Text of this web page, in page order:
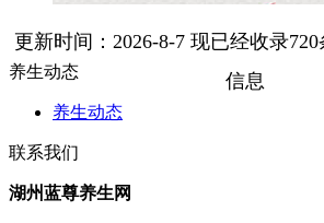
更新时间：2026-8-7 现已经收录
信息
养生动态
养生动态
联系我们
湖州蓝尊养生网